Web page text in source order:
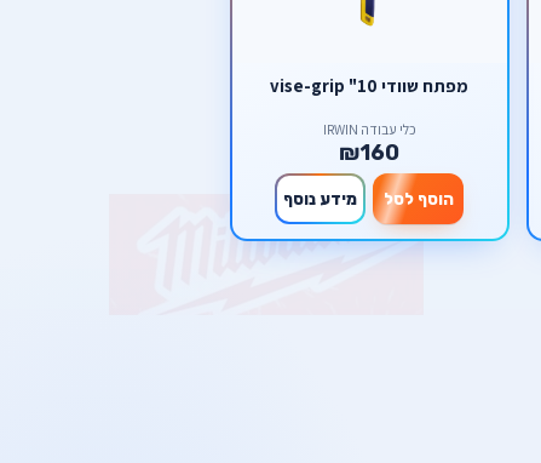
מפתח שוודי 10" vise-grip
כלי עבודה IRWIN
₪160
הוסף לסל מידע נוסף